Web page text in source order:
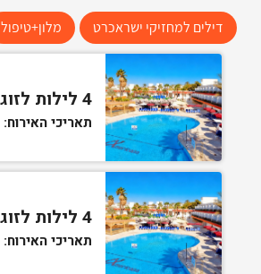
דילים למחזיקי ישראכרט מלון+טיפול
4 לילות לזוג ע"ב לינה וארוחת בוקר בחדר סטנדרט
תאריכי האירוח:
4 לילות לזוג ע"ב חצי פנסיון בחדר סטנדרט
תאריכי האירוח: